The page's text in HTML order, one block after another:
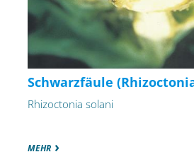
Schwarzfäule
Rhizoctonia solani
MEHR